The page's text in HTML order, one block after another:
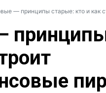
— принципы старые: кто и как строит